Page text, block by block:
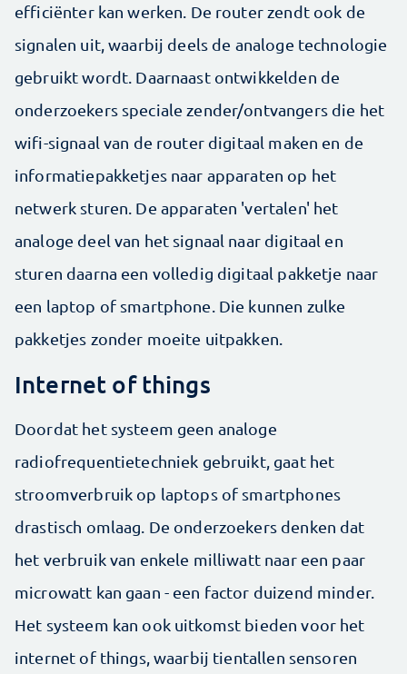
efficiënter kan werken. De router zendt ook de
signalen uit, waarbij deels de analoge technologie
gebruikt wordt. Daarnaast ontwikkelden de
onderzoekers speciale zender/ontvangers die het
wifi-signaal van de router digitaal maken en de
informatiepakketjes naar apparaten op het
netwerk sturen. De apparaten 'vertalen' het
analoge deel van het signaal naar digitaal en
sturen daarna een volledig digitaal pakketje naar
een laptop of smartphone. Die kunnen zulke
pakketjes zonder moeite uitpakken.
Internet of things
Doordat het systeem geen analoge
radiofrequentietechniek gebruikt, gaat het
stroomverbruik op laptops of smartphones
drastisch omlaag. De onderzoekers denken dat
het verbruik van enkele milliwatt naar een paar
microwatt kan gaan - een factor duizend minder.
Het systeem kan ook uitkomst bieden voor het
internet of things, waarbij tientallen sensoren